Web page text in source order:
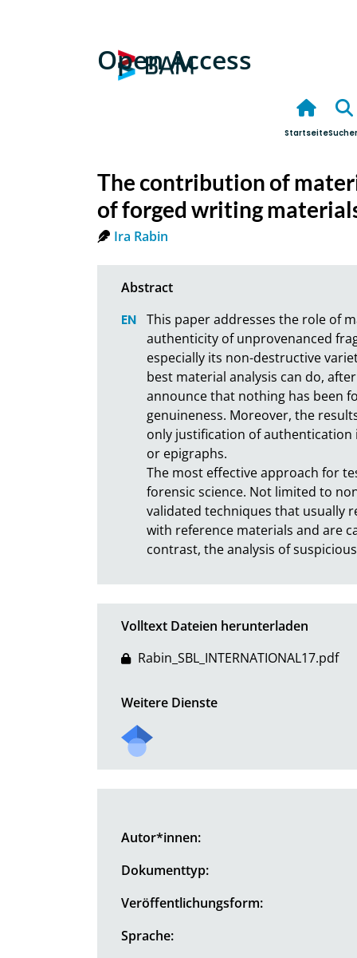
Open Access
Startseite
The contribution of
of forged writing
Ira Rabin
This paper addresses the role of
authenticity of unprovenanced
especially its non-destructive
best material analysis can do,
announce that nothing has been
genuineness. Moreover, the
only justification of authentication
or epigraphs.
The most effective approach for
forensic science. Not limited to
validated techniques that usually
with reference materials and are
contrast, the analysis of
Volltext Dateien herunterladen
Rabin_SBL_INTERNATIONAL17.pdf
Weitere Dienste
Autor*innen:
Dokumenttyp:
Veröffentlichungsform:
Sprache: